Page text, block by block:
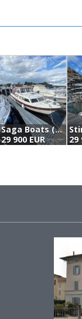
Saga Boats (no Saga 25 Ht (1994)
29 900 EUR
29